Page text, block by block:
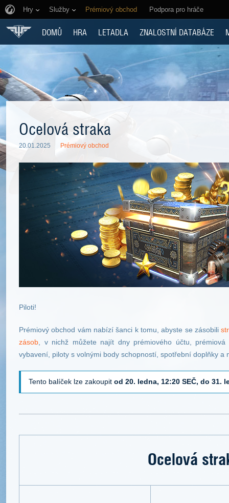
Hry Služby Prémiový obchod Podpora pro hráče
DOMŮ HRA LETADLA ZNALOSTNÍ DATABÁZE
Ocelová straka
20.01.2025 Prémiový obchod
Piloti!
Prémiový obchod vám nabízí šanci k tomu, abyste se zásobili
zásob , v nichž můžete najít dny prémiového účtu,
vybavení, piloty s volnými body schopností, spotřební doplňky a
Tento balíček lze zakoupit od 20. ledna, 12:20 SEČ, do 31.
Ocelová